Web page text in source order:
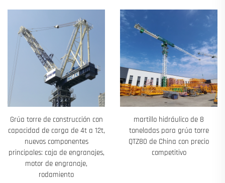
Grúa torre de construcción con
capacidad de carga de 4t a 12t,
nuevos componentes
principales: caja de engranajes,
motor de engranaje,
rodamiento
martillo hidráulico de 8
toneladas para grúa torre
QTZ80 de China con precio
competitivo